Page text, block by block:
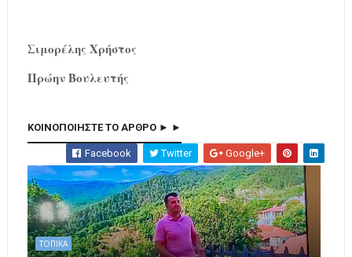
Σιμορέλης Χρήστος
Πρώην Βουλευτής
ΚΟΙΝΟΠΟΙΗΣΤΕ ΤΟ ΑΡΘΡΟ ► ►
Facebook Twitter Google+
ΤΟΠΙΚΑ